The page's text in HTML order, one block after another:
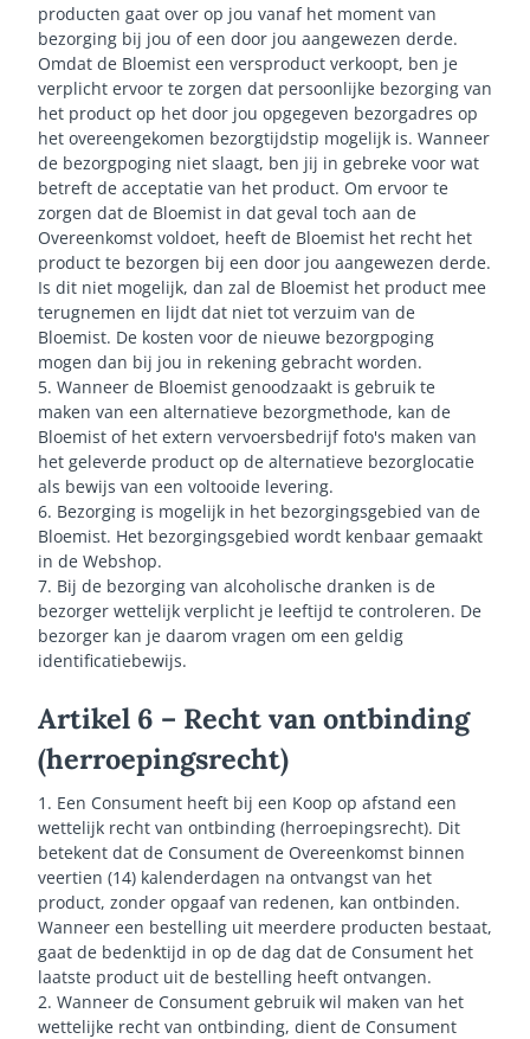
producten gaat over op jou vanaf het moment van
bezorging bij jou of een door jou aangewezen derde.
Omdat de Bloemist een versproduct verkoopt, ben je
verplicht ervoor te zorgen dat persoonlijke bezorging van
het product op het door jou opgegeven bezorgadres op
het overeengekomen bezorgtijdstip mogelijk is. Wanneer
de bezorgpoging niet slaagt, ben jij in gebreke voor wat
betreft de acceptatie van het product. Om ervoor te
zorgen dat de Bloemist in dat geval toch aan de
Overeenkomst voldoet, heeft de Bloemist het recht het
product te bezorgen bij een door jou aangewezen derde.
Is dit niet mogelijk, dan zal de Bloemist het product mee
terugnemen en lijdt dat niet tot verzuim van de
Bloemist. De kosten voor de nieuwe bezorgpoging
mogen dan bij jou in rekening gebracht worden.
5. Wanneer de Bloemist genoodzaakt is gebruik te
maken van een alternatieve bezorgmethode, kan de
Bloemist of het extern vervoersbedrijf foto's maken van
het geleverde product op de alternatieve bezorglocatie
als bewijs van een voltooide levering.
6. Bezorging is mogelijk in het bezorgingsgebied van de
Bloemist. Het bezorgingsgebied wordt kenbaar gemaakt
in de Webshop.
7. Bij de bezorging van alcoholische dranken is de
bezorger wettelijk verplicht je leeftijd te controleren. De
bezorger kan je daarom vragen om een geldig
identificatiebewijs.
Artikel 6 – Recht van ontbinding
(herroepingsrecht)
1. Een Consument heeft bij een Koop op afstand een
wettelijk recht van ontbinding (herroepingsrecht). Dit
betekent dat de Consument de Overeenkomst binnen
veertien (14) kalenderdagen na ontvangst van het
product, zonder opgaaf van redenen, kan ontbinden.
Wanneer een bestelling uit meerdere producten bestaat,
gaat de bedenktijd in op de dag dat de Consument het
laatste product uit de bestelling heeft ontvangen.
2. Wanneer de Consument gebruik wil maken van het
wettelijke recht van ontbinding, dient de Consument